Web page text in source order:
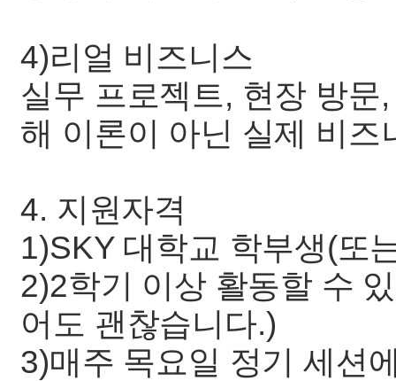
4)리얼 비즈니스
실무 프로젝트, 현장 방
해 이론이 아닌 실제 비
4. 지원자격
1)SKY 대학교 학부생(
2)2학기 이상 활동할 수
어도 괜찮습니다.)
3)매주 목요일 정기 세션